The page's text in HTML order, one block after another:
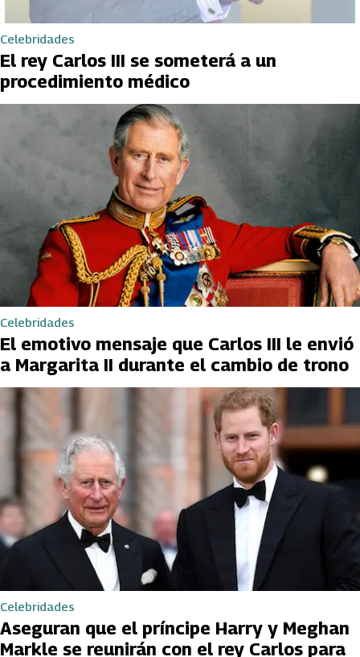
Celebridades
El rey Carlos III se someterá a un
procedimiento médico
Celebridades
El emotivo mensaje que Carlos III le envió
a Margarita II durante el cambio de trono
Celebridades
Aseguran que el príncipe Harry y Meghan
Markle se reunirán con el rey Carlos para